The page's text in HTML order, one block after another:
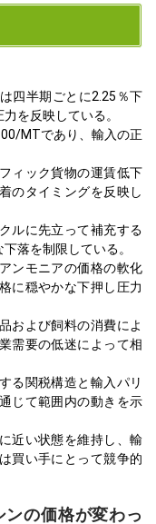
四半期ごとに2.25％下
を反映している。
MTであり、輸入の正
ィック貨物の運賃低下
のタイミングを反映し
ルに先立って補充する
落を制限している。
ンモニアの価格の軟化
に穏やかな下押し圧力
および飼料の消費によ
需要の低迷によって相
る関税構造と輸入パリ
じて範囲内の動きを示
近い状態を維持し、輸
買い手にとって競争的
の価格が変わっ